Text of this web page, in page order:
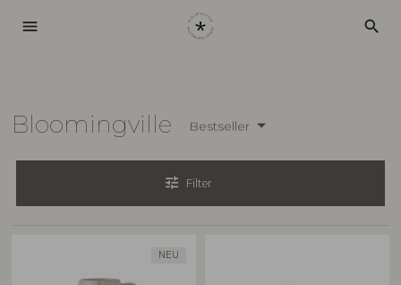
menu search
Bloomingville Bestseller
tune Filter
NEU